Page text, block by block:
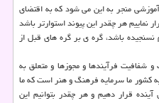
منجر به این می شود كه به اقتضای
نماییم هر چقدر این پیوند استوارتر باشد
باشد، گره ی بر گره های قبل از
و شفافیت فرآیندها و مجوزها و متعلق به
كشور ما سرمایه فرهنگ و هنر است كه ما
قرار دهیم و هر چقدر بتوانیم این